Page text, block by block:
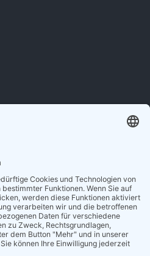
die DGG – regelmäßig in Ihrem